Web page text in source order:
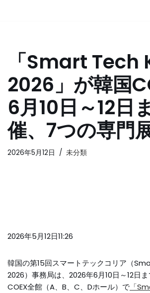
へ
ス
キ
ッ
プ
「Smart Tech
2026」が韓国
6月10日～12日
催、7つの専門
2026年5月12日 未分類
2026年5月12日11:26
韓国の第15回スマートテックコリア（
2026）事務局は、2026年6月10日～12日
COEX全館（A、B、C、Dホール）で 「